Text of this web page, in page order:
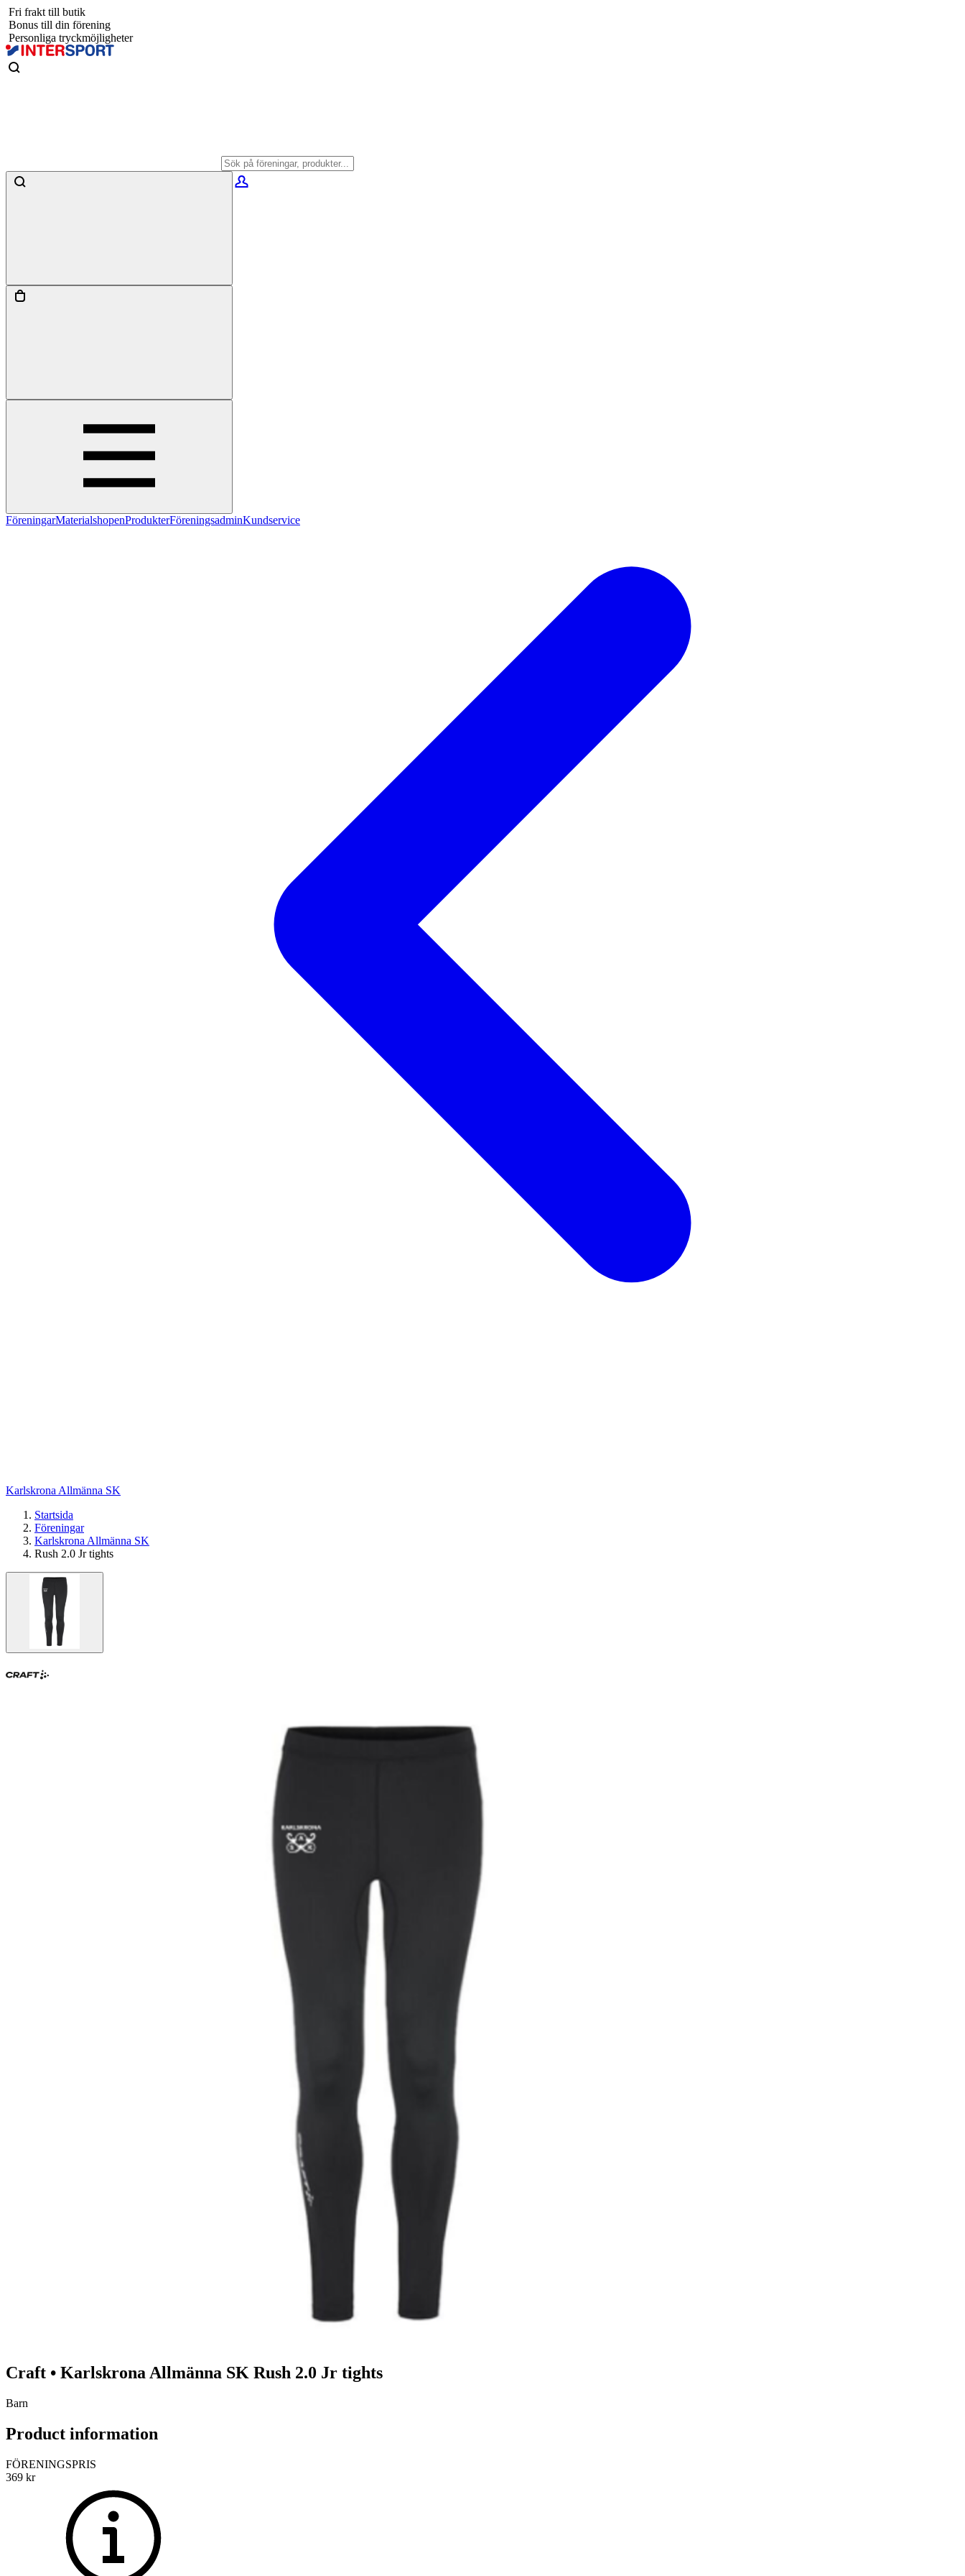
Fri frakt till butik
Bonus till din förening
Personliga tryckmöjligheter
FöreningarMaterialshopenProdukterFöreningsadminKundservice
Karlskrona Allmänna SK
Startsida
Föreningar
Karlskrona Allmänna SK
Rush 2.0 Jr tights
Craft • Karlskrona Allmänna SK Rush 2.0 Jr tights
Barn
Product information
FÖRENINGSPRIS
369 kr